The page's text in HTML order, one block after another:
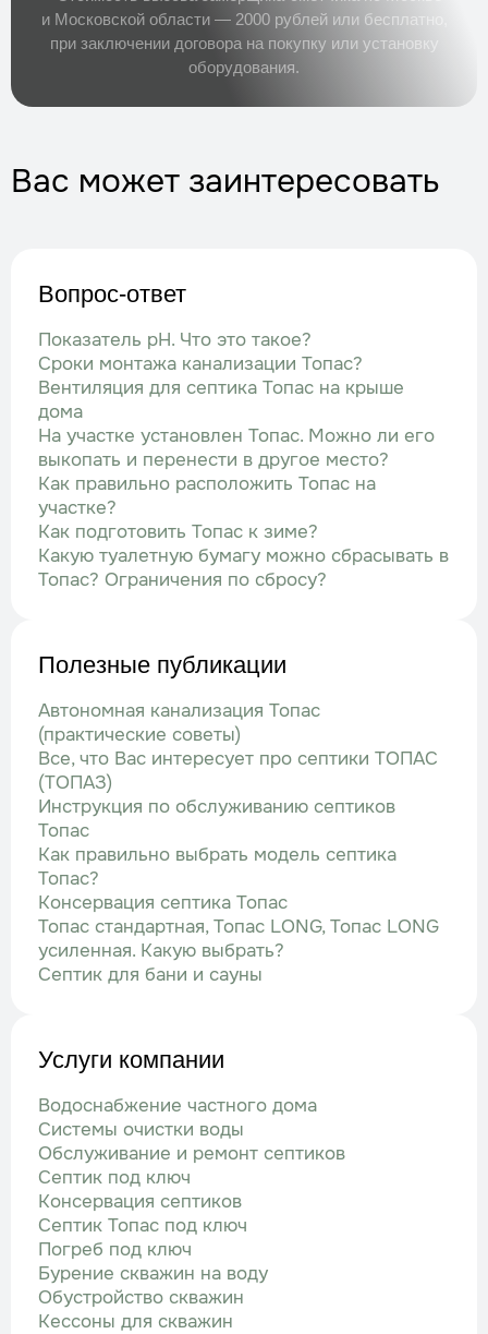
и Московской области — 2000 рублей или бесплатно,
при заключении договора на покупку или установку
оборудования.
Вас может заинтересовать
Вопрос-ответ
Показатель рН. Что это такое?
Сроки монтажа канализации Топас?
Вентиляция для септика Топас на крыше
дома
На участке установлен Топас. Можно ли его
выкопать и перенести в другое место?
Как правильно расположить Топас на
участке?
Как подготовить Топас к зиме?
Какую туалетную бумагу можно сбрасывать в
Топас? Ограничения по сбросу?
Полезные публикации
Автономная канализация Топас
(практические советы)
Все, что Вас интересует про септики ТОПАС
(ТОПАЗ)
Инструкция по обслуживанию септиков
Топас
Как правильно выбрать модель септика
Топас?
Консервация септика Топас
Топас стандартная, Топас LONG, Топас LONG
усиленная. Какую выбрать?
Септик для бани и сауны
Услуги компании
Водоснабжение частного дома
Системы очистки воды
Обслуживание и ремонт септиков
Септик под ключ
Консервация септиков
Септик Топас под ключ
Погреб под ключ
Бурение скважин на воду
Обустройство скважин
Кессоны для скважин